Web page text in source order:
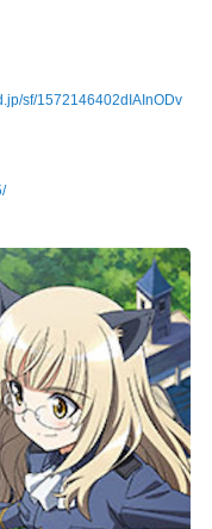
sf/1572146402dIAInODv